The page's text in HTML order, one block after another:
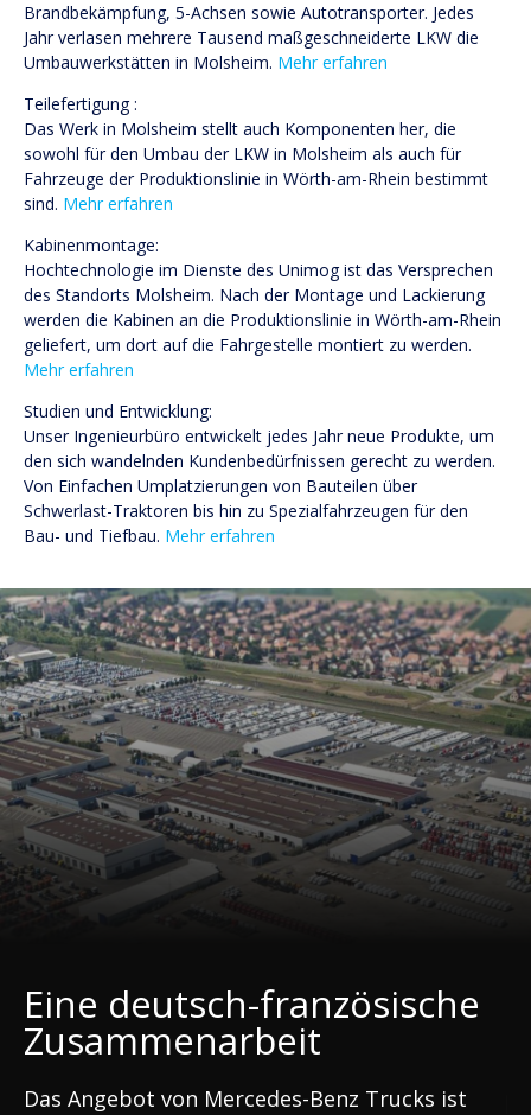
Brandbekämpfung, 5-Achsen sowie Autotransporter. Jedes
Jahr verlasen mehrere Tausend maßgeschneiderte LKW die
Umbauwerkstätten in Molsheim. Mehr erfahren
Teilefertigung :
Das Werk in Molsheim stellt auch Komponenten her, die
sowohl für den Umbau der LKW in Molsheim als auch für
Fahrzeuge der Produktionslinie in Wörth-am-Rhein bestimmt
sind. Mehr erfahren
Kabinenmontage:
Hochtechnologie im Dienste des Unimog ist das Versprechen
des Standorts Molsheim. Nach der Montage und Lackierung
werden die Kabinen an die Produktionslinie in Wörth-am-Rhein
geliefert, um dort auf die Fahrgestelle montiert zu werden.
Mehr erfahren
Studien und Entwicklung:
Unser Ingenieurbüro entwickelt jedes Jahr neue Produkte, um
den sich wandelnden Kundenbedürfnissen gerecht zu werden.
Von Einfachen Umplatzierungen von Bauteilen über
Schwerlast-Traktoren bis hin zu Spezialfahrzeugen für den
Bau- und Tiefbau. Mehr erfahren
Eine deutsch-französische
Zusammenarbeit
Das Angebot von Mercedes-Benz Trucks ist